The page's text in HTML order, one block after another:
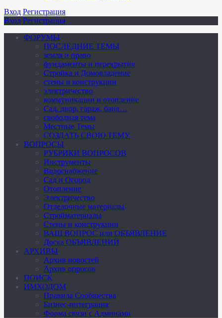
Вход Регистрация
Вход Регистрация
ФОРУМЫ
ПОСЛЕДНИЕ ТЕМЫ
земля и право
фундаменты и перекрытия
Стройка и Домовладение
стены и конструкции
электричество
коммуникации и отопление
Cад, двор, гараж, баня…
свободная тема
Местные Темы
СОЗДАТЬ СВОЮ ТЕМУ
ВОПРОСЫ
РУБРИКИ ВОПРОСОВ
Инструменты
Водоснабжение
Сад и Огород
Отопление
Электричество
Отделочные материалы
Стройматериалы
Стены и конструкции
ВАШ ВОПРОС или ОБЪЯВЛЕНИЕ
Доска ОБЪЯВЛЕНИЙ
АРХИВЫ
Архив новостей
Архив опросов
ПОИСК
ИМХОДОМ
Правила Сообщества
Бизнес-интеграция
Форма связи с Админами